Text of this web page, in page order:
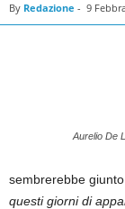
By Redazione - 9
Aurelio De
sembrerebbe
questi giorni di